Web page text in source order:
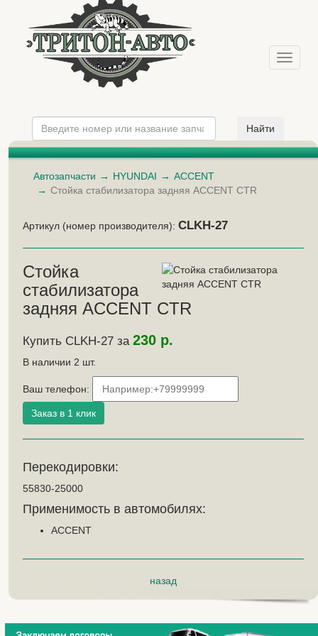
Меню
Автозапчасти HYUNDAI
ACCENT
Стойка стабилизатора задняя ACCENT CTR
Артикул (номер производителя): CLKH-27
Стойка
стабилизатора
задняя ACCENT CTR
Купить CLKH-27 за 230 р.
В наличии 2 шт.
Ваш телефон:
Перекодировки:
55830-25000
Применимость в автомобилях:
ACCENT
назад